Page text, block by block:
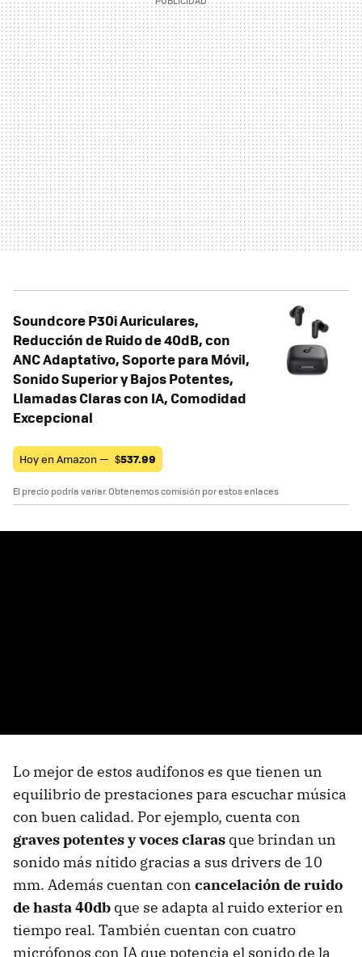
Soundcore P30i Auriculares,
Reducción de Ruido de 40dB, con
ANC Adaptativo, Soporte para Móvil,
Sonido Superior y Bajos Potentes,
Llamadas Claras con IA, Comodidad
Excepcional
Hoy en Amazon — $537.99
El precio podría variar. Obtenemos comisión por estos enlaces
Lo mejor de estos audífonos es que tienen un
equilibrio de prestaciones para escuchar música
con buen calidad. Por ejemplo, cuenta con
graves potentes y voces claras que brindan un
sonido más nítido gracias a sus drivers de 10
mm. Además cuentan con cancelación de ruido
de hasta 40db que se adapta al ruido exterior en
tiempo real. También cuentan con cuatro
micrófonos con IA que potencia el sonido de la